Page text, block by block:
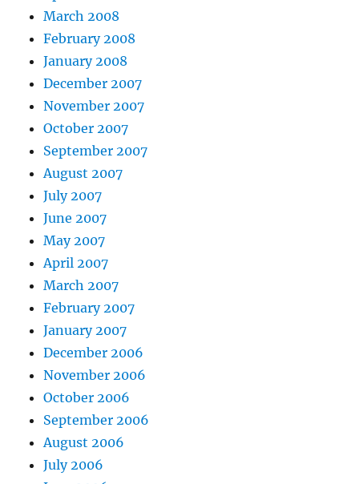
March 2008
February 2008
January 2008
December 2007
November 2007
October 2007
September 2007
August 2007
July 2007
June 2007
May 2007
April 2007
March 2007
February 2007
January 2007
December 2006
November 2006
October 2006
September 2006
August 2006
July 2006